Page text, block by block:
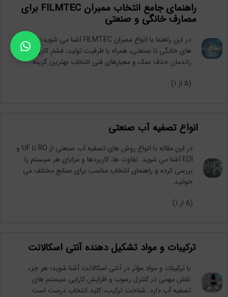
راهنمای جامع انتخاب ممبران FILMTEC برای
مصارف خانگی و صنعتی
در این راهنما با انواع ممبران FILMTEC آشنا می شوید؛ از مدل
های خانگی تا صنعتی، همراه با ظرفیت تولید، فشار کاری،
راندمان حذف نمک و معیارهای فنی انتخاب بهترین گزینه.
(
5 از 1)
انواع تصفیه آب صنعتی
در این مقاله با انواع روش های تصفیه آب صنعتی از RO تا UF و
EDI آشنا می شوید. تفاوت ها، کاربردها و مزایای هر سیستم را
بررسی کرده و راهنمای انتخاب مناسب برای صنایع مختلف می
خوانید.
(
5 از 1)
ترکیبات و مواد تشکیل دهنده آنتی اسکالانت
با ترکیبات و مواد مؤثر در آنتی اسکالانت آشنا شوید؛ هر جزء
نقش مهمی در کنترل رسوب و افزایش کارایی سیستم های
تصفیه آب دارد. شناخت ترکیب، کلید انتخاب درست است.